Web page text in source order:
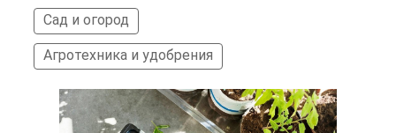
Сад и огород
Агротехника и удобрения